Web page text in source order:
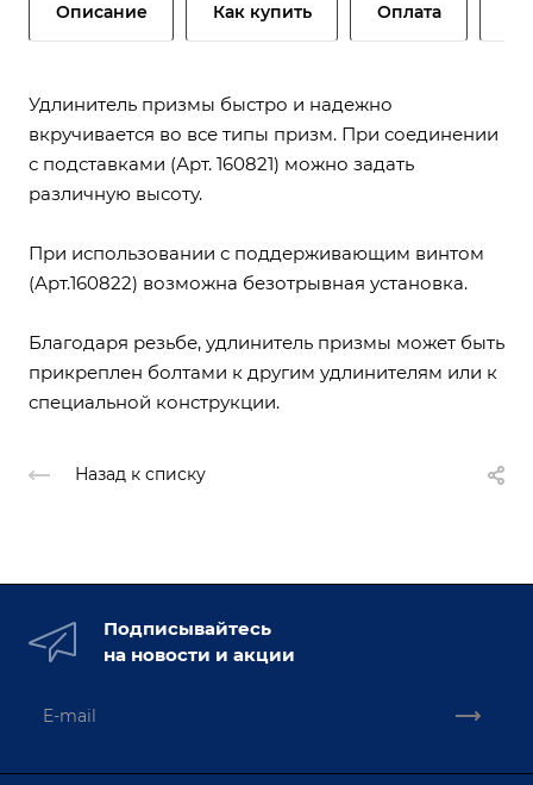
Описание Как купить Оплата
Удлинитель призмы быстро и надежно
вкручивается во все типы призм. При соединении
с подставками (Арт. 160821) можно задать
различную высоту.
При использовании с поддерживающим винтом
(Арт.160822) возможна безотрывная установка.
Благодаря резьбе, удлинитель призмы может быть
прикреплен болтами к другим удлинителям или к
специальной конструкции.
Назад к списку
Подписывайтесь
на новости и акции